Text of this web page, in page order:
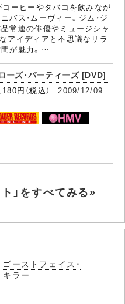
ーヒーやタバコを飲みなが
バス・ムーヴィー。ジム・ジ
常連の俳優やミュージシャ
アイディアと不思議なリラ
が魅力。…
ーズ・パーティーズ [DVD]
円（税込）2009/12/09
」をすべてみる»
ゴーストフェイス・
キラー